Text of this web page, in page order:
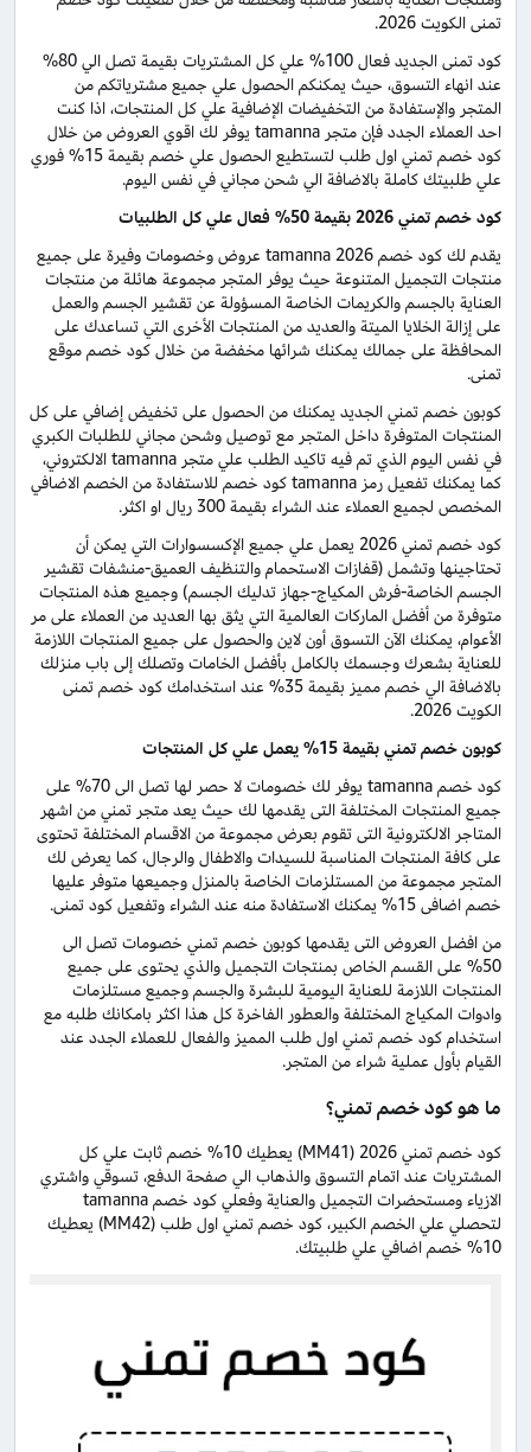
تمنى الكويت 2026.
كود تمنى الجديد فعال 100% علي كل المشتريات بقيمة تصل الي 80%
عند انهاء التسوق، حيث يمكنكم الحصول علي جميع مشترياتكم من
المتجر والإستفادة من التخفيضات الإضافية علي كل المنتجات، اذا كنت
احد العملاء الجدد فإن متجر tamanna يوفر لك اقوي العروض من خلال
كود خصم تمني اول طلب لتستطيع الحصول علي خصم بقيمة 15% فوري
علي طلبيتك كاملة بالاضافة الي شحن مجاني في نفس اليوم.
كود خصم تمني 2026 بقيمة 50% فعال علي كل الطلبيات
يقدم لك كود خصم tamanna 2026 عروض وخصومات وفيرة على جميع
منتجات التجميل المتنوعة حيث يوفر المتجر مجموعة هائلة من منتجات
العناية بالجسم والكريمات الخاصة المسؤولة عن تقشير الجسم والعمل
على إزالة الخلايا الميتة والعديد من المنتجات الأخرى التي تساعدك على
المحافظة على جمالك يمكنك شرائها مخفضة من خلال كود خصم موقع
تمنى.
كوبون خصم تمني الجديد يمكنك من الحصول على تخفيض إضافي على كل
المنتجات المتوفرة داخل المتجر مع توصيل وشحن مجاني للطلبات الكبري
في نفس اليوم الذي تم فيه تاكيد الطلب علي متجر tamanna الالكتروني،
كما يمكنك تفعيل رمز tamanna كود خصم للاستفادة من الخصم الاضافي
المخصص لجميع العملاء عند الشراء بقيمة 300 ريال او اكثر.
كود خصم تمني 2026 يعمل علي جميع الإكسسوارات التي يمكن أن
تحتاجينها وتشمل (قفازات الاستحمام والتنظيف العميق-منشفات تقشير
الجسم الخاصة-فرش المكياج-جهاز تدليك الجسم) وجميع هذه المنتجات
متوفرة من أفضل الماركات العالمية التي يثق بها العديد من العملاء على مر
الأعوام، يمكنك الآن التسوق أون لاين والحصول على جميع المنتجات اللازمة
للعناية بشعرك وجسمك بالكامل بأفضل الخامات وتصلك إلى باب منزلك
بالاضافة الي خصم مميز بقيمة 35% عند استخدامك كود خصم تمنى
الكويت 2026.
كوبون خصم تمني بقيمة 15% يعمل علي كل المنتجات
كود خصم tamanna يوفر لك خصومات لا حصر لها تصل الى 70% على
جميع المنتجات المختلفة التى يقدمها لك حيث يعد متجر تمني من اشهر
المتاجر الالكترونية التى تقوم بعرض مجموعة من الاقسام المختلفة تحتوى
على كافة المنتجات المناسبة للسيدات والاطفال والرجال، كما يعرض لك
المتجر مجموعة من المستلزمات الخاصة بالمنزل وجميعها متوفر عليها
خصم اضافى 15% يمكنك الاستفادة منه عند الشراء وتفعيل كود تمنى.
من افضل العروض التى يقدمها كوبون خصم تمني خصومات تصل الى
50% على القسم الخاص بمنتجات التجميل والذي يحتوى على جميع
المنتجات اللازمة للعناية اليومية للبشرة والجسم وجميع مستلزمات
وادوات المكياج المختلفة والعطور الفاخرة كل هذا اكثر بامكانك طلبه مع
استخدام كود خصم تمني اول طلب المميز والفعال للعملاء الجدد عند
القيام بأول عملية شراء من المتجر.
ما هو كود خصم تمني؟
كود خصم تمني 2026 (MM41) يعطيك 10% خصم ثابت علي كل
المشتريات عند اتمام التسوق والذهاب الي صفحة الدفع، تسوقي واشتري
الازياء ومستحضرات التجميل والعناية وفعلي كود خصم tamanna
لتحصلي علي الخصم الكبير، كود خصم تمني اول طلب (MM42) يعطيك
10% خصم اضافي علي طلبيتك.